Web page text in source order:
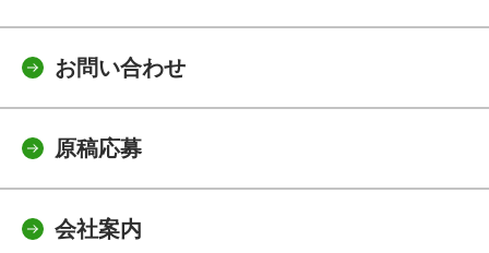
お問い合わせ
原稿応募
会社案内